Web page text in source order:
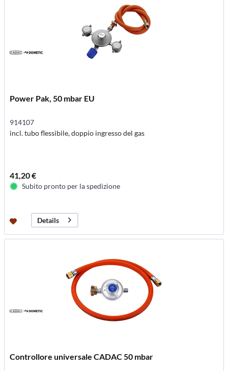
Power Pak, 50 mbar EU
914107
incl. tubo flessibile, doppio ingresso del gas
41,20 €
Subito pronto per la spedizione
Details
Controllore universale CADAC 50 mbar